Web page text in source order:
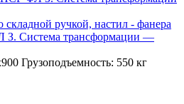
ручкой, настил - фанера
Система трансформации —
Грузоподъемность: 550 кг